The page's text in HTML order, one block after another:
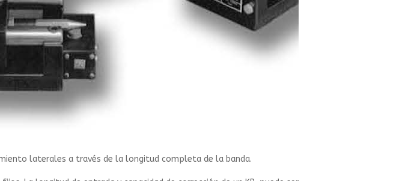
laterales a través de la longitud completa de la banda.